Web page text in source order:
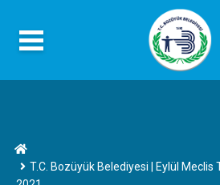
T.C. Bozüyük Belediyesi | Eylül Meclis